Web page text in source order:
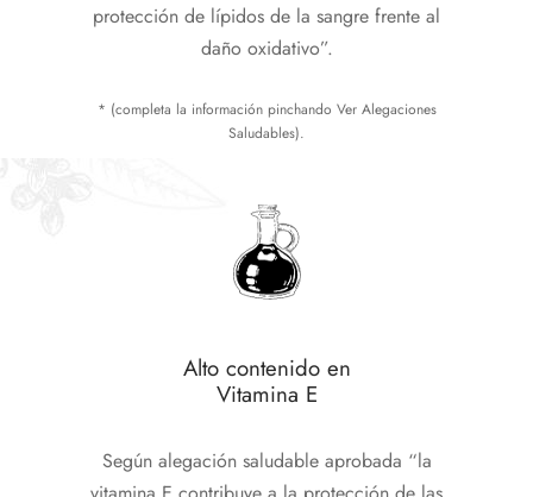
protección de lípidos de la sangre frente al
daño oxidativo”.
* (completa la información pinchando Ver Alegaciones
Saludables).
Alto contenido en
Vitamina E
Según alegación saludable aprobada “la